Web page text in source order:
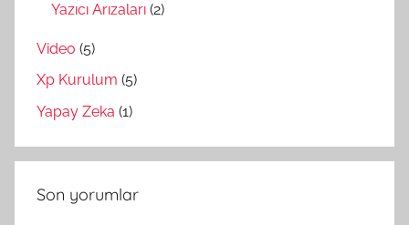
Yazıcı Arızaları (2)
Video (5)
Xp Kurulum (5)
Yapay Zeka (1)
Son yorumlar